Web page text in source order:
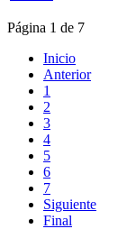
Página 1 de 7
Inicio
Anterior
1
2
3
4
5
6
7
Siguiente
Final